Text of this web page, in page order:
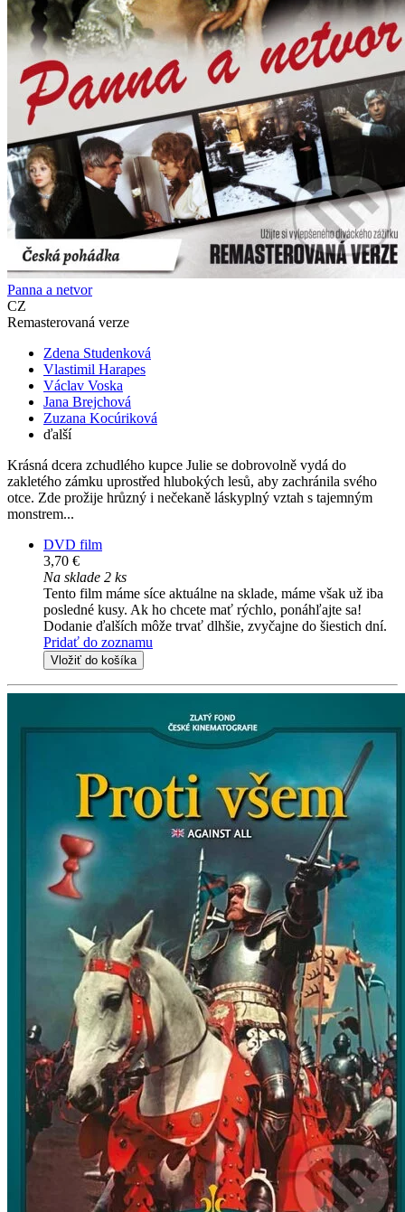
Panna a netvor
CZ
Remasterovaná verze
Zdena Studenková
Vlastimil Harapes
Václav Voska
Jana Brejchová
Zuzana Kocúriková
ďalší
Krásná dcera zchudlého kupce Julie se dobrovolně vydá do
zakletého zámku uprostřed hlubokých lesů, aby zachránila svého
otce. Zde prožije hrůzný i nečekaně láskyplný vztah s tajemným
monstrem...
DVD film
3,70 €
Na sklade 2 ks
Tento film máme síce aktuálne na sklade, máme však už iba
posledné kusy. Ak ho chcete mať rýchlo, ponáhľajte sa!
Dodanie ďalších môže trvať dlhšie, zvyčajne do šiestich dní.
Pridať do zoznamu
Vložiť do košíka